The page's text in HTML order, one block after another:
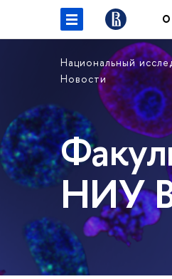
О
Национальный
Новости
НИУ